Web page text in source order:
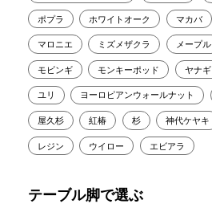
ポプラ ホワイトオーク マカバ
マロニエ ミズメザクラ メープル
モビンギ モンキーポッド ヤナギ
ユリ ヨーロピアンウォールナット
屋久杉 紅椿 杉 神代ケヤキ
レジン ウイロー エビアラ
テーブル脚で選ぶ